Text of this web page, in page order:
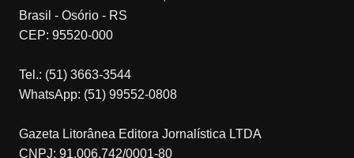
Brasil - Osório - RS
CEP: 95520-000
Tel.: (51) 3663-3544
WhatsApp: (51) 99552-0808
Gazeta Litorânea Editora Jornalística LTDA
CNPJ: 91.006.742/0001-80